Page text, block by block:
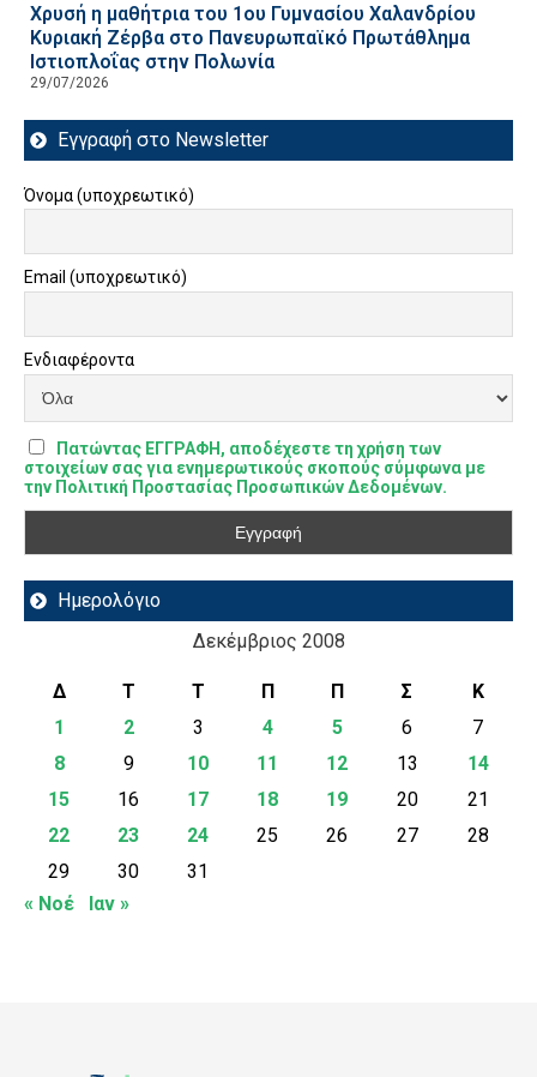
Χρυσή η μαθήτρια του 1ου Γυμνασίου Χαλανδρίου
Κυριακή Ζέρβα στο Πανευρωπαϊκό Πρωτάθλημα
Ιστιοπλοΐας στην Πολωνία
29/07/2026
Εγγραφή στο Newsletter
Όνομα (υποχρεωτικό)
Email (υποχρεωτικό)
Ενδιαφέροντα
Πατώντας ΕΓΓΡΑΦΗ, αποδέχεστε τη χρήση των
στοιχείων σας για ενημερωτικούς σκοπούς σύμφωνα με
την Πολιτική Προστασίας Προσωπικών Δεδομένων.
Ημερολόγιο
Δεκέμβριος 2008
Δ Τ Τ Π Π Σ
Κ
1
2 3 4 5 6
7
8
9 10 11 12 13
14
15
16 17 18 19 20
21
22
23 24 25 26 27
28
29
30
31
« Νοέ
Ιαν »